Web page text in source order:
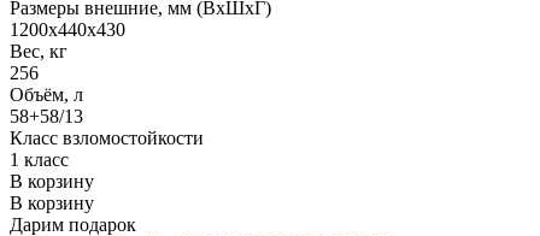
Размеры внешние, мм (ВхШхГ)
1200x440x430
Вес, кг
256
Объём, л
58+58/13
Класс взломостойкости
1 класс
В корзину
В корзину
Дарим подарок